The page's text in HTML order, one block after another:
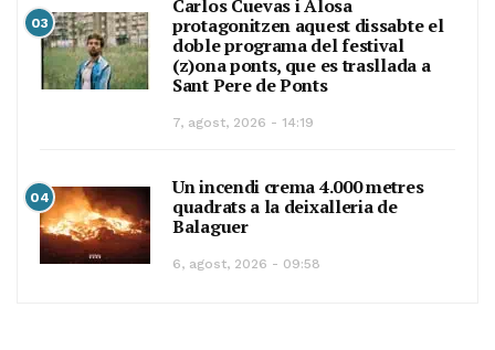
03
Carlos Cuevas i Alosa
protagonitzen aquest dissabte el
doble programa del festival
(z)ona ponts, que es trasllada a
Sant Pere de Ponts
7, agost, 2026 - 14:19
04
Un incendi crema 4.000 metres
quadrats a la deixalleria de
Balaguer
6, agost, 2026 - 09:58